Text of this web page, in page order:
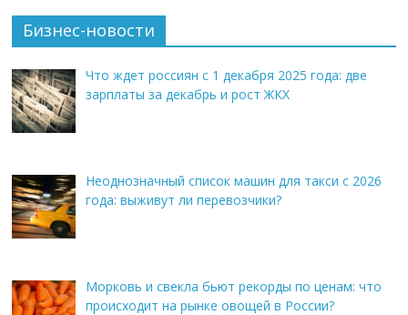
Бизнес-новости
Что ждет россиян с 1 декабря 2025 года: две
зарплаты за декабрь и рост ЖКХ
Неоднозначный список машин для такси с 2026
года: выживут ли перевозчики?
Морковь и свекла бьют рекорды по ценам: что
происходит на рынке овощей в России?